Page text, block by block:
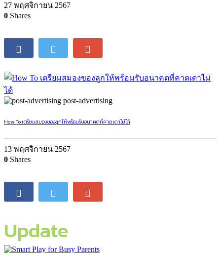
27 พฤศจิกายน 2567
0 Shares
post-advertising
How To เตรียมสมองของลูกให้พร้อมรับอนาคตที่คาดเดาไม่ได้
13 พฤศจิกายน 2567
0 Shares
Update